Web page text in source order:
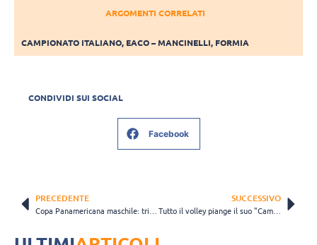
ARGOMENTI CORRELATI
CAMPIONATO ITALIANO, EACO – MANCINELLI, FORMIA
CONDIVIDI SUI SOCIAL
Facebook
PRECEDENTE SUCCESSIVO
Tutto il volley piange il suo "Campeón". Atanasijevic: "La pallavolo non sarà più la stessa"